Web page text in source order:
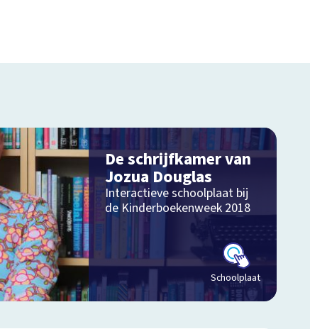
De schrijfkamer van
Jozua Douglas
Interactieve schoolplaat bij
de Kinderboekenweek 2018
Schoolplaat